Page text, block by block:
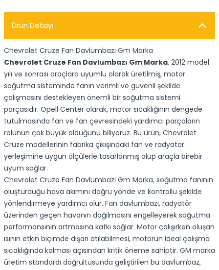
Ürün Detayı
Chevrolet Cruze Fan Davlumbazı Gm Marka
Chevrolet Cruze Fan Davlumbazı Gm Marka, 2012 model
yılı ve sonrası araçlara uyumlu olarak üretilmiş, motor
soğutma sisteminde fanın verimli ve güvenli şekilde
çalışmasını destekleyen önemli bir soğutma sistemi
parçasıdır. Opell Center olarak, motor sıcaklığının dengede
tutulmasında fan ve fan çevresindeki yardımcı parçaların
rolünün çok büyük olduğunu biliyoruz. Bu ürün, Chevrolet
Cruze modellerinin fabrika çıkışındaki fan ve radyatör
yerleşimine uygun ölçülerle tasarlanmış olup araçla birebir
uyum sağlar.
Chevrolet Cruze Fan Davlumbazı Gm Marka, soğutma fanının
oluşturduğu hava akımını doğru yönde ve kontrollü şekilde
yönlendirmeye yardımcı olur. Fan davlumbazı, radyatör
üzerinden geçen havanın dağılmasını engelleyerek soğutma
performansının artmasına katkı sağlar. Motor çalışırken oluşan
ısının etkin biçimde dışarı atılabilmesi, motorun ideal çalışma
sıcaklığında kalması açısından kritik öneme sahiptir. GM marka
üretim standardı doğrultusunda geliştirilen bu davlumbaz,